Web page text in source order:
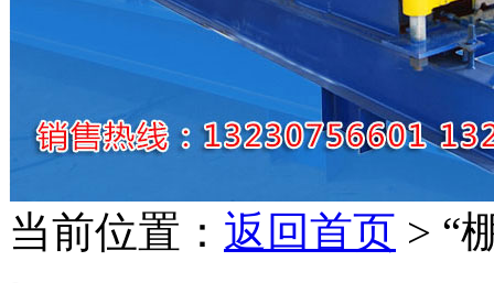
当前位置： 返回首页 > “